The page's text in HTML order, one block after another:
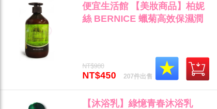
便宜生活館 【美妝商品】柏妮
絲 BERNICE 蠟菊高效保濕潤
NT$980
NT$450 207件出售
【沐浴乳】綠憶青春沐浴乳